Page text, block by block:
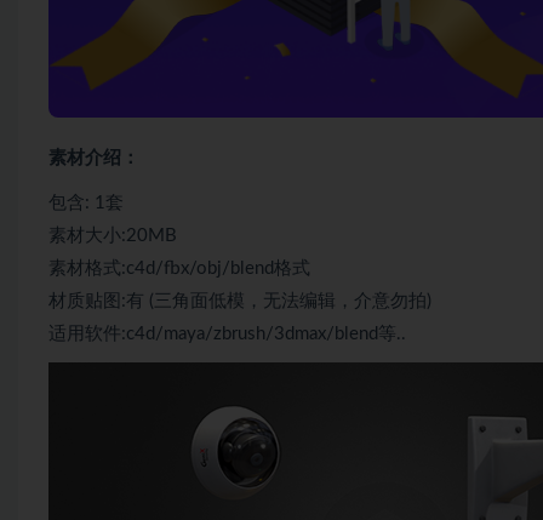
素材介绍：
包含: 1套
素材大小:20MB
素材格式:c4d/fbx/obj/blend格式
材质贴图:有 (三角面低模，无法编辑，介意勿拍)
适用软件:c4d/maya/zbrush/3dmax/blend等..